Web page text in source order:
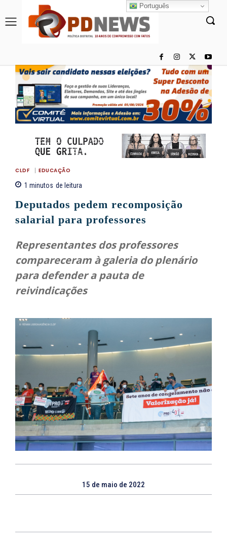
CLDF EDUCAÇÃO
1 minutos de leitura
Deputados pedem recomposição
salarial para professores
Representantes dos professores
compareceram à galeria do plenário
para defender a pauta de
reivindicações
15 de maio de 2022
Português